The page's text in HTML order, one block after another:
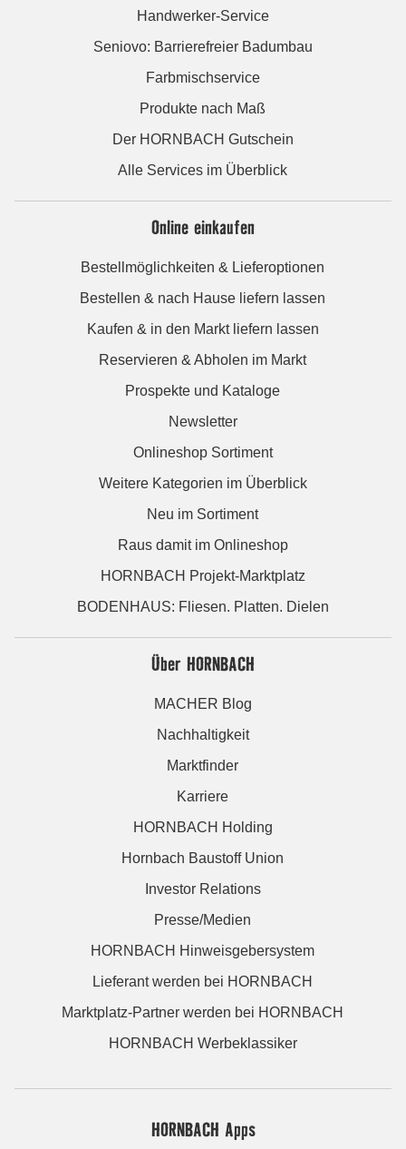
Handwerker-Service
Seniovo: Barrierefreier Badumbau
Farbmischservice
Produkte nach Maß
Der HORNBACH Gutschein
Alle Services im Überblick
Online einkaufen
Bestellmöglichkeiten & Lieferoptionen
Bestellen & nach Hause liefern lassen
Kaufen & in den Markt liefern lassen
Reservieren & Abholen im Markt
Prospekte und Kataloge
Newsletter
Onlineshop Sortiment
Weitere Kategorien im Überblick
Neu im Sortiment
Raus damit im Onlineshop
HORNBACH Projekt-Marktplatz
BODENHAUS: Fliesen. Platten. Dielen
Über HORNBACH
MACHER Blog
Nachhaltigkeit
Marktfinder
Karriere
HORNBACH Holding
Hornbach Baustoff Union
Investor Relations
Presse/Medien
HORNBACH Hinweisgebersystem
Lieferant werden bei HORNBACH
Marktplatz-Partner werden bei HORNBACH
HORNBACH Werbeklassiker
HORNBACH Apps